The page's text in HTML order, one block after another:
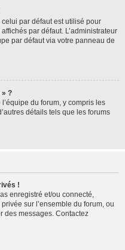
par défaut est utilisé pour
par défaut. L’administrateur
par défaut via votre panneau de
» ?
du forum, y compris les
détails tels que les forums
!
enregistré et/ou connecté,
sur l’ensemble du forum, ou
des messages. Contactez